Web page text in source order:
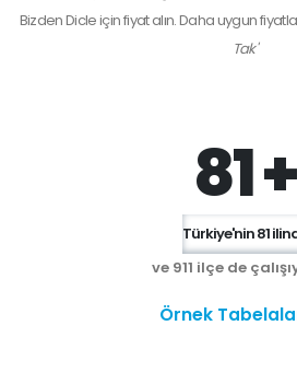
BizdenDicleiçin fiyat alın. Daha uygun
Tak'
81 +
Türkiye'nin 81
ve 911 ilçe de
Örnek